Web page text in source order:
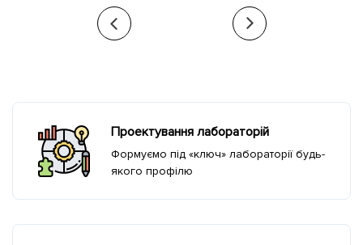
Проектування лабораторій
Формуємо під «ключ» лабораторії будь-
якого профілю